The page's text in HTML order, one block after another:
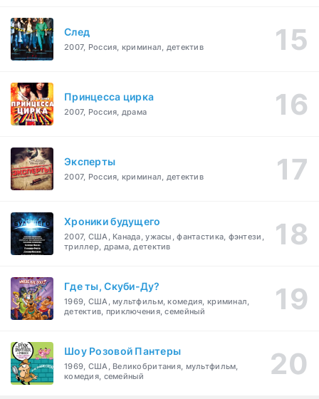
След
2007, Россия, криминал, детектив
Принцесса цирка
2007, Россия, драма
Эксперты
2007, Россия, криминал, детектив
Хроники будущего
2007, США, Канада, ужасы, фантастика, фэнтези,
триллер, драма, детектив
Где ты, Скуби-Ду?
1969, США, мультфильм, комедия, криминал,
детектив, приключения, семейный
Шоу Розовой Пантеры
1969, США, Великобритания, мультфильм,
комедия, семейный